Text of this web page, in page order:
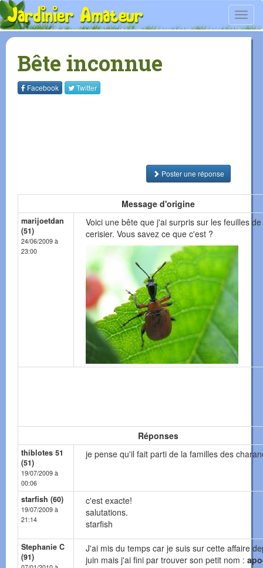
Bête inconnue
Facebook Twitter
Poster une réponse
Message d'origine
marijoetdan
(51)
24/06/2009 à
23:00
Voici une bête que j'ai surpris sur les feuilles
cerisier. Vous savez ce que c'est ?
Réponses
thiblotes 51
(51)
19/07/2009 à
00:06
je pense qu'il fait parti de la familles des
starfish (60)
19/07/2009 à
21:14
c'est exacte!
salutations.
starfish
Stephanie C
(91)
J'ai mis du temps car je suis sur cette affaire
juin mais j'ai fini par trouver son petit nom :